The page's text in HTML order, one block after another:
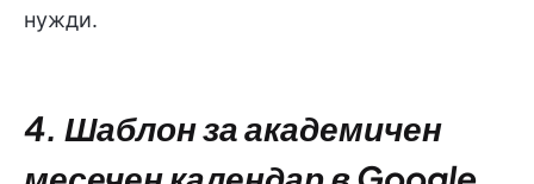
нужди.
4. Шаблон за академичен